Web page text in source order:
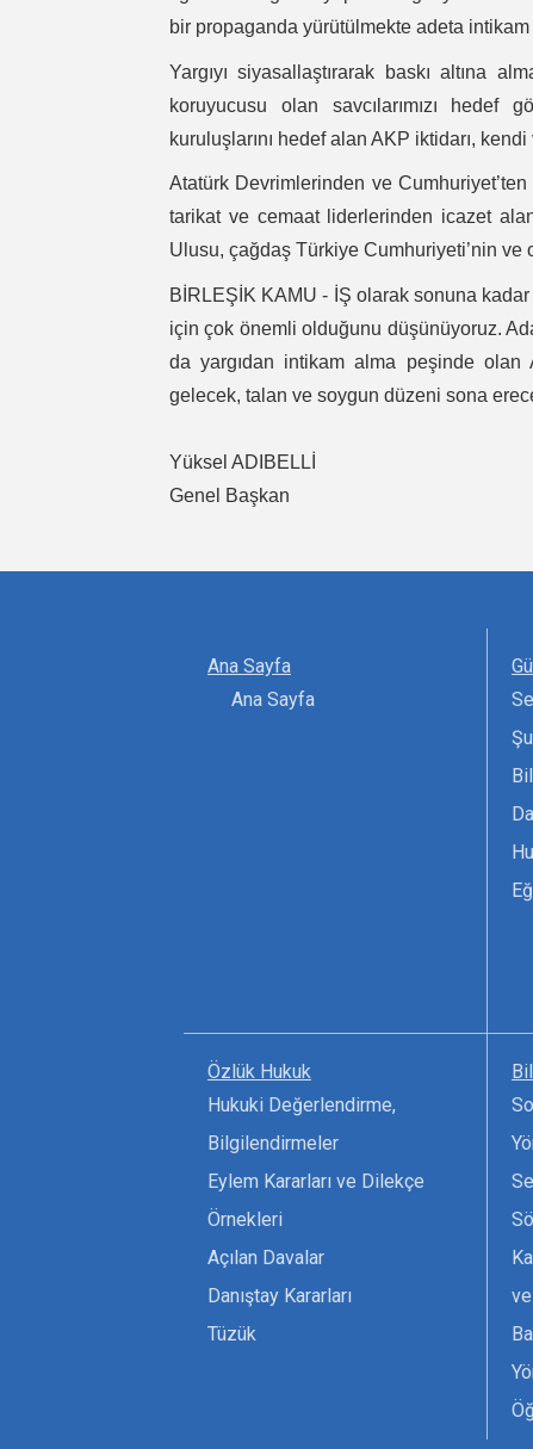
bir propaganda yürütülmekte adeta intikam
Yargıyı siyasallaştırarak baskı altına
koruyucusu olan savcılarımızı
kuruluşlarını hedef alan AKP iktidarı,
Atatürk Devrimlerinden ve
tarikat ve cemaat liderlerinden icazet
Ulusu, çağdaş Türkiye Cumhuriyeti’nin ve
BİRLEŞİK KAMU - İŞ olarak sonuna kadar
için çok önemli olduğunu düşünüyoruz.
da yargıdan intikam alma peşinde olan
gelecek, talan ve soygun düzeni sona
Yüksel ADIBELLİ
Genel Başkan
Ana Sayfa
Ana Sayfa
Özlük Hukuk
Hukuki Değerlendirme,
Bilgilendirmeler
Eylem Kararları ve Dilekçe
Örnekleri
Açılan Davalar
Danıştay Kararları
Tüzük